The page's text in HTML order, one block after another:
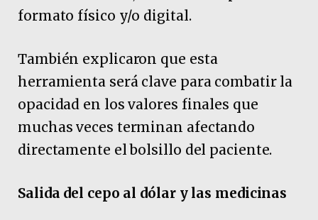
formato físico y/o digital.
También explicaron que esta
herramienta será clave para combatir la
opacidad en los valores finales que
muchas veces terminan afectando
directamente el bolsillo del paciente.
Salida del cepo al dólar y las medicinas